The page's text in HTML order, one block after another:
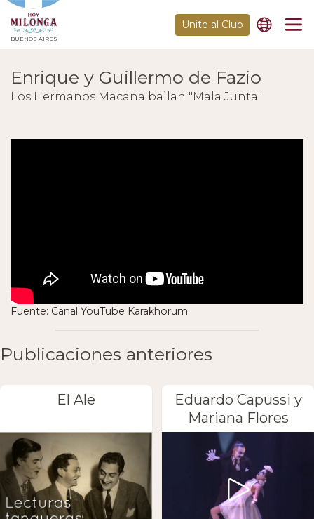
BUENOS AIRES
Unite al Club
Enrique y Guillermo de Fazio
Los Hermanos Macana bailan "Mala Junta"
Fuente: Canal YouTube Karakhorum
Publicaciones anteriores
El Ale
Eduardo Capussi y
Mariana Flores